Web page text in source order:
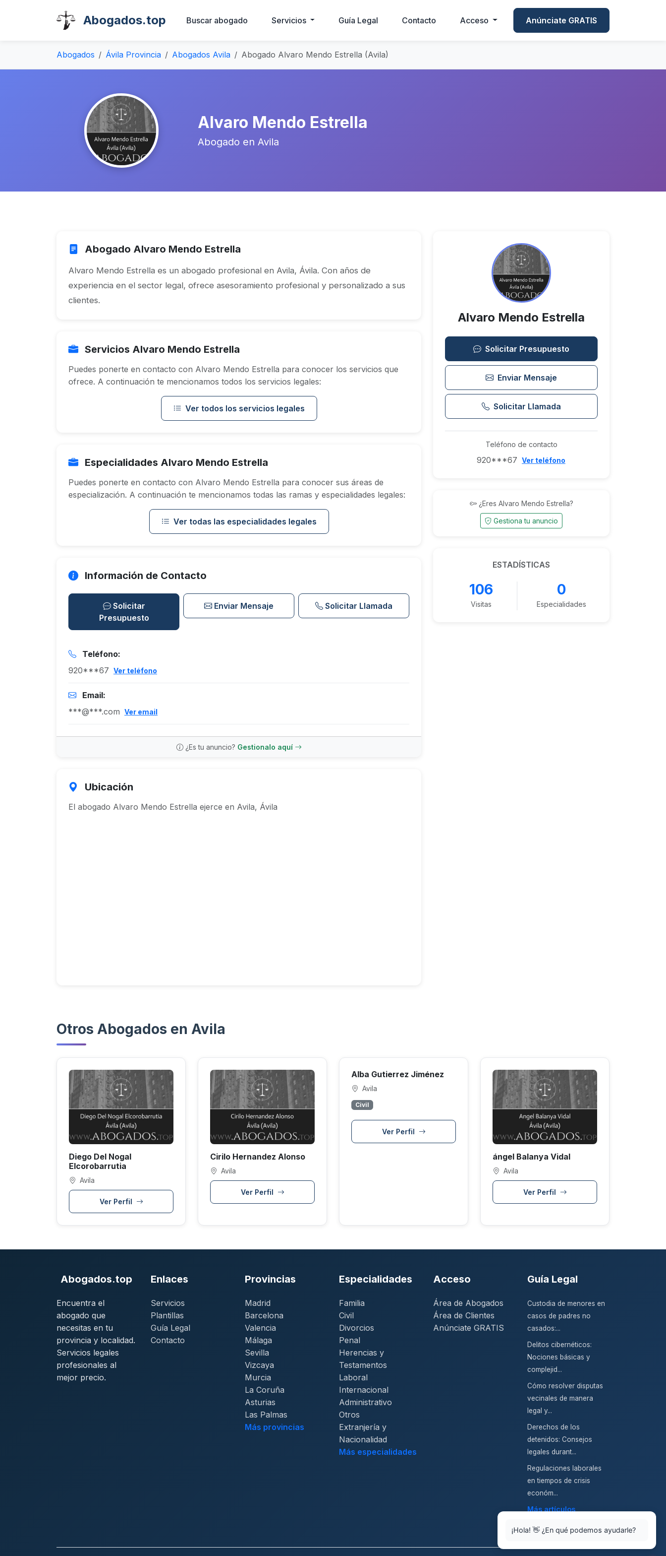
Abogados.top Buscar abogado Servicios Guía Legal Contacto Acceso Anúnciate GRATIS
Abogados Ávila Provincia Abogados Avila Abogado Alvaro Mendo Estrella (Avila)
Alvaro Mendo Estrella
Abogado en Avila
Abogado Alvaro Mendo Estrella
Alvaro Mendo Estrella es un abogado profesional en Avila, Ávila. Con años de
experiencia en el sector legal, ofrece asesoramiento profesional y personalizado a sus
clientes.
Servicios Alvaro Mendo Estrella
Puedes ponerte en contacto con Alvaro Mendo Estrella para conocer los servicios que
ofrece. A continuación te mencionamos todos los servicios legales:
Ver todos los servicios legales
Especialidades Alvaro Mendo Estrella
Puedes ponerte en contacto con Alvaro Mendo Estrella para conocer sus áreas de
especialización. A continuación te mencionamos todas las ramas y especialidades legales:
Ver todas las especialidades legales
Información de Contacto
Solicitar
Presupuesto
Enviar Mensaje Solicitar Llamada
Teléfono:
920***67 Ver teléfono
Email:
***@***.com Ver email
¿Es tu anuncio? Gestionalo aquí
Ubicación
El abogado Alvaro Mendo Estrella ejerce en Avila, Ávila
Alvaro Mendo Estrella
Solicitar Presupuesto
Enviar Mensaje
Solicitar Llamada
Teléfono de contacto
920***67 Ver teléfono
¿Eres Alvaro Mendo Estrella?
Gestiona tu anuncio
ESTADÍSTICAS
106
Visitas
0
Especialidades
Otros Abogados en Avila
Diego Del Nogal
Elcorobarrutia
Avila
Ver Perfil
Cirilo Hernandez Alonso
Avila
Ver Perfil
Alba Gutierrez Jiménez
Avila
Civil
Ver Perfil
ángel Balanya Vidal
Avila
Ver Perfil
Abogados.top
Encuentra el
abogado que
necesitas en tu
provincia y localidad.
Servicios legales
profesionales al
mejor precio.
Enlaces
Servicios
Plantillas
Guía Legal
Contacto
Provincias
Madrid
Barcelona
Valencia
Málaga
Sevilla
Vizcaya
Murcia
La Coruña
Asturias
Las Palmas
Más provincias
Especialidades
Familia
Civil
Divorcios
Penal
Herencias y
Testamentos
Laboral
Internacional
Administrativo
Otros
Extranjería y
Nacionalidad
Más especialidades
Acceso
Área de Abogados
Área de Clientes
Anúnciate GRATIS
Guía Legal
Custodia de menores en
casos de padres no
casados:...
Delitos cibernéticos:
Nociones básicas y
complejid...
Cómo resolver disputas
vecinales de manera
legal y...
Derechos de los
detenidos: Consejos
legales durant...
Regulaciones laborales
en tiempos de crisis
económ...
Más artículos
¡Hola! 👋 ¿En qué podemos ayudarle?